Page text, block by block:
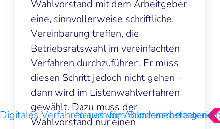
Wahlvorstand mit dem Arbeitgeber
eine, sinnvollerweise schriftliche,
Vereinbarung treffen, die
Betriebsratswahl im vereinfachten
Verfahren durchzuführen. Er muss
diesen Schritt jedoch nicht gehen –
dann wird im Listenwahlverfahren
gewählt. Dazu muss der
Wahlvorstand nur einen
Digitales Verfahren auch für Abkommenstaaten
Neues vom